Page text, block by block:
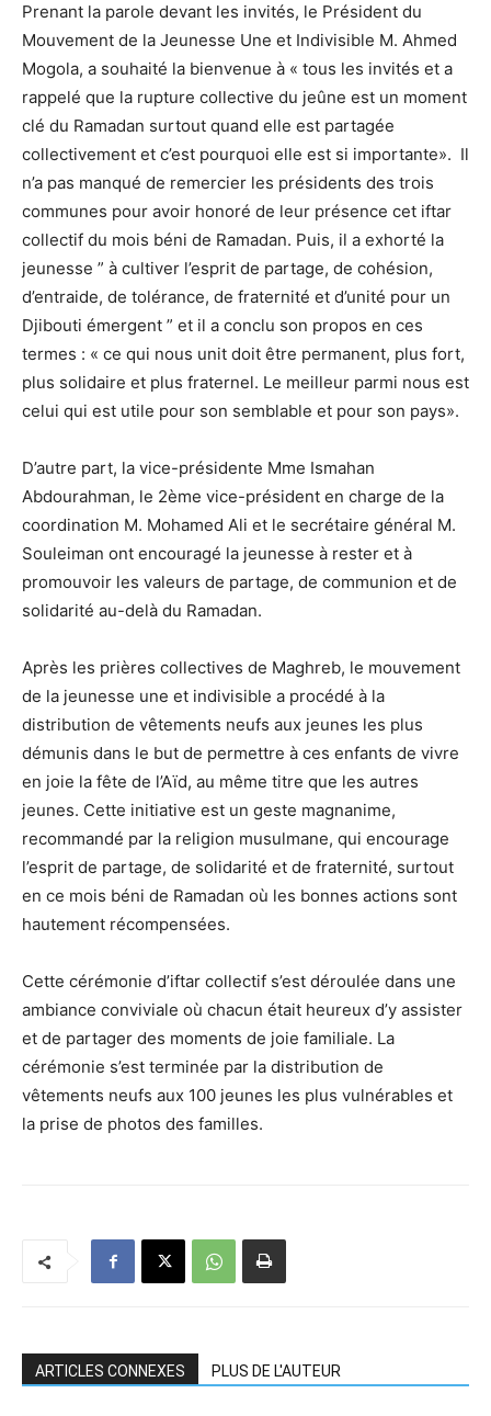
Prenant la parole devant les invités, le Président du
Mouvement de la Jeunesse Une et Indivisible M. Ahmed
Mogola, a souhaité la bienvenue à « tous les invités et a
rappelé que la rupture collective du jeûne est un moment
clé du Ramadan surtout quand elle est partagée
collectivement et c’est pourquoi elle est si importante». Il
n’a pas manqué de remercier les présidents des trois
communes pour avoir honoré de leur présence cet iftar
collectif du mois béni de Ramadan. Puis, il a exhorté la
jeunesse ” à cultiver l’esprit de partage, de cohésion,
d’entraide, de tolérance, de fraternité et d’unité pour un
Djibouti émergent ” et il a conclu son propos en ces
termes : « ce qui nous unit doit être permanent, plus fort,
plus solidaire et plus fraternel. Le meilleur parmi nous est
celui qui est utile pour son semblable et pour son pays».
D’autre part, la vice-présidente Mme Ismahan
Abdourahman, le 2ème vice-président en charge de la
coordination M. Mohamed Ali et le secrétaire général M.
Souleiman ont encouragé la jeunesse à rester et à
promouvoir les valeurs de partage, de communion et de
solidarité au-delà du Ramadan.
Après les prières collectives de Maghreb, le mouvement
de la jeunesse une et indivisible a procédé à la
distribution de vêtements neufs aux jeunes les plus
démunis dans le but de permettre à ces enfants de vivre
en joie la fête de l’Aïd, au même titre que les autres
jeunes. Cette initiative est un geste magnanime,
recommandé par la religion musulmane, qui encourage
l’esprit de partage, de solidarité et de fraternité, surtout
en ce mois béni de Ramadan où les bonnes actions sont
hautement récompensées.
Cette cérémonie d’iftar collectif s’est déroulée dans une
ambiance conviviale où chacun était heureux d’y assister
et de partager des moments de joie familiale. La
cérémonie s’est terminée par la distribution de
vêtements neufs aux 100 jeunes les plus vulnérables et
la prise de photos des familles.
ARTICLES CONNEXES PLUS DE L'AUTEUR